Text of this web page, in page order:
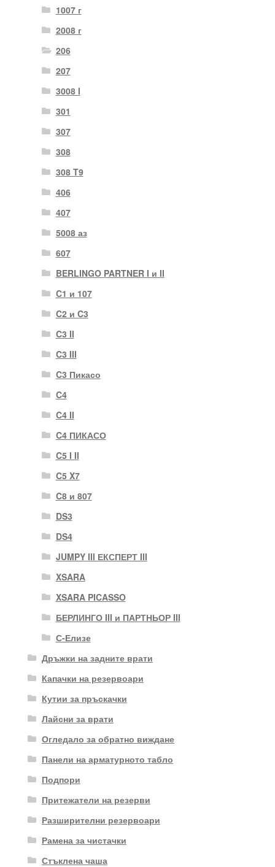
1007 г
2008 г
206
207
3008 I
301
307
308
308 T9
406
407
5008 аз
607
BERLINGO PARTNER I и II
C1 и 107
C2 и C3
C3 II
C3 III
C3 Пикасо
C4
C4 II
C4 ПИКАСО
C5 I II
C5 X7
C8 и 807
DS3
DS4
JUMPY III ЕКСПЕРТ III
XSARA
XSARA PICASSO
БЕРЛИНГО III и ПАРТНЬОР III
С-Елизе
Дръжки на задните врати
Капачки на резервоари
Кутии за пръскачки
Лайсни за врати
Огледало за обратно виждане
Панели на арматурното табло
Подпори
Притежатели на резерви
Разширителни резервоари
Рамена за чистачки
Стъклена чаша